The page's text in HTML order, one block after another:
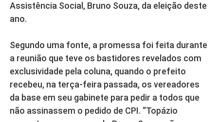
Assistência Social, Bruno Souza, da eleição deste
ano.
Segundo uma fonte, a promessa foi feita durante
a reunião que teve os bastidores revelados com
exclusividade pela coluna, quando o prefeito
recebeu, na terça-feira passada, os vereadores
da base em seu gabinete para pedir a todos que
não assinassem o pedido de CPI. “Topázio